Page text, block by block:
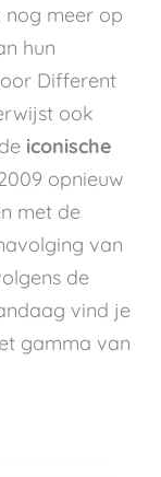
nog meer op
hun
Different
ook
iconische
opnieuw
met de
van
de
vind je
gamma van